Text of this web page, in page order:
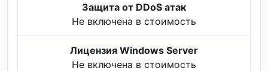
Защита от DDoS атак
Не включена в стоимость
Лицензия Windows Server
Не включена в стоимость